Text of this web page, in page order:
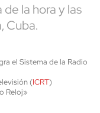
la hora y las
Cuba.
el Sistema de la Radio
(ICRT)
Reloj»